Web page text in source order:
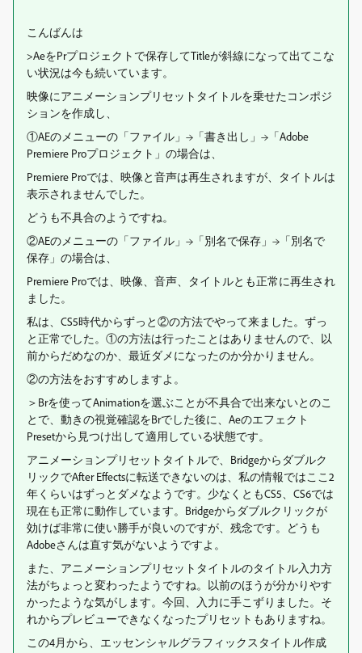
こんばんは
>AeをPrプロジェクトで保存してTitleが斜線になって出てこな
い状況は今も続いています。
映像にアニメーションプリセットタイトルを乗せたコンポジ
ションを作成し、
①AEのメニューの「ファイル」→「書き出し」→「Adobe
Premiere Proプロジェクト」の場合は、
Premiere Proでは、映像と音声は再生されますが、タイトルは
表示されませんでした。
どうも不具合のようですね。
②AEのメニューの「ファイル」→「別名で保存」→「別名で
保存」の場合は、
Premiere Proでは、映像、音声、タイトルとも正常に再生され
ました。
私は、CS5時代からずっと②の方法でやって来ました。ずっ
と正常でした。①の方法は行ったことはありませんので、以
前からだめなのか、最近ダメになったのか分かりません。
②の方法をおすすめしますよ。
＞Brを使ってAnimationを選ぶことが不具合で出来ないとのこ
とで、動きの視覚確認をBrでした後に、Aeのエフェクト
Presetから見つけ出して適用している状態です。
アニメーションプリセットタイトルで、Bridgeからダブルク
リックでAfter Effectsに転送できないのは、私の情報ではここ2
年くらいはずっとダメなようです。少なくともCS5、CS6では
現在も正常に動作しています。Bridgeからダブルクリックが
効けば非常に使い勝手が良いのですが、残念です。どうも
Adobeさんは直す気がないようですよ。
また、アニメーションプリセットタイトルのタイトル入力方
法がちょっと変わったようですね。以前のほうが分かりやす
かったような気がします。今回、入力に手こずりました。そ
れからプレビューできなくなったプリセットもありますね。
この4月から、エッセンシャルグラフィックスタイトル作成